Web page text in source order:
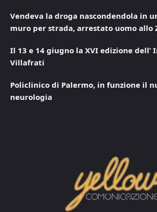
Vendeva la droga nascondendola in
muro per strada, arrestato uomo allo
Il 13 e 14 giugno la XVI edizione dell’
Villafrati
Policlinico di Palermo, in funzione il
neurologia